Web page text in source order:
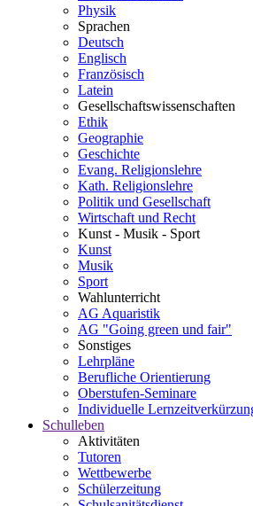
Physik
Sprachen
Deutsch
Englisch
Französisch
Latein
Gesellschaftswissenschaften
Ethik
Geographie
Geschichte
Evang. Religionslehre
Kath. Religionslehre
Politik und Gesellschaft
Wirtschaft und Recht
Kunst - Musik - Sport
Kunst
Musik
Sport
Wahlunterricht
AG Aquaristik
AG "Going green und fair"
Sonstiges
Lehrpläne
Berufliche Orientierung
Oberstufen-Seminare
Individuelle
Schulleben
Aktivitäten
Tutoren
Wettbewerbe
Schülerzeitung